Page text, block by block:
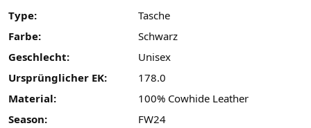
Type:
Tasche
Farbe:
Schwarz
Geschlecht:
Unisex
Ursprünglicher EK:
178.0
Material:
100% Cowhide Leather
Season:
FW24